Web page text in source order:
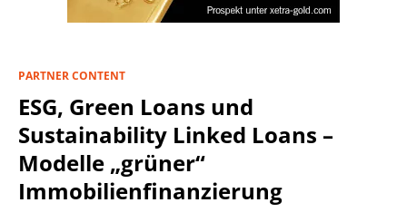
PARTNER CONTENT
ESG, Green Loans und
Sustainability Linked Loans –
Modelle „grüner“
Immobilienfinanzierung